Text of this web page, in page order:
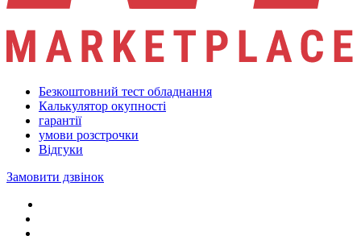
Безкоштовний тест обладнання
Калькулятор окупності
гарантії
умови розстрочки
Відгуки
Замовити дзвінок